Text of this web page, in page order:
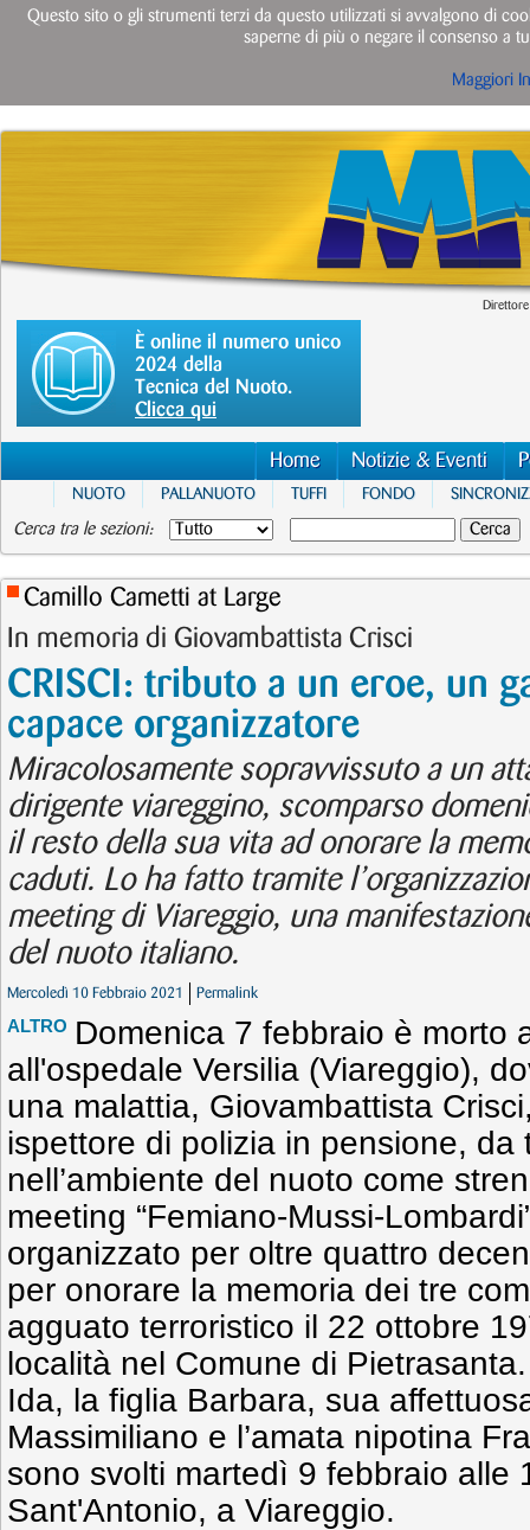
È online il numero unico
2024 della
Tecnica del Nuoto.
Clicca qui
Home Notizie & Eventi
NUOTO PALLANUOTO TUFFI FONDO
Cerca tra le sezioni:
Camillo Cametti at Large
In memoria di Giovambattista Crisci
CRISCI: tributo a un eroe, un
capace organizzatore
Miracolosamente sopravvissuto a un
dirigente viareggino, scomparso
il resto della sua vita ad onorare la
caduti. Lo ha fatto tramite
meeting di Viareggio, una
del nuoto italiano.
Mercoledì 10 Febbraio 2021 Permalink
ALTRO Domenica 7 febbraio è morto
all'ospedale Versilia (Viareggio),
una malattia, Giovambattista
ispettore di polizia in pensione, da
nell’ambiente del nuoto come
meeting “Femiano-Mussi-
organizzato per oltre quattro
per onorare la memoria dei tre
agguato terroristico il 22 ottobre
località nel Comune di
Ida, la figlia Barbara, sua
Massimiliano e l’amata nipotina
sono svolti martedì 9 febbraio alle
Sant'Antonio, a Viareggio.
Questo sito o gli strumenti terzi da questo utilizzati si avvalgono di
saperne di più o negare il consenso a
Maggiori